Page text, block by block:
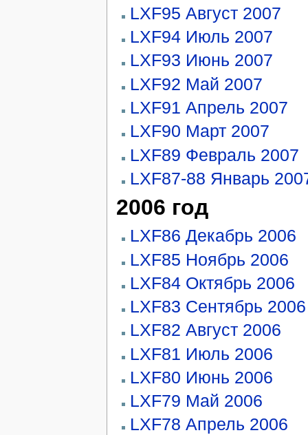
LXF95 Август 2007
LXF94 Июль 2007
LXF93 Июнь 2007
LXF92 Май 2007
LXF91 Апрель 2007
LXF90 Март 2007
LXF89 Февраль 2007
LXF87-88 Январь
2006 год
LXF86 Декабрь 2006
LXF85 Ноябрь 2006
LXF84 Октябрь 2006
LXF83 Сентябрь 2006
LXF82 Август 2006
LXF81 Июль 2006
LXF80 Июнь 2006
LXF79 Май 2006
LXF78 Апрель 2006